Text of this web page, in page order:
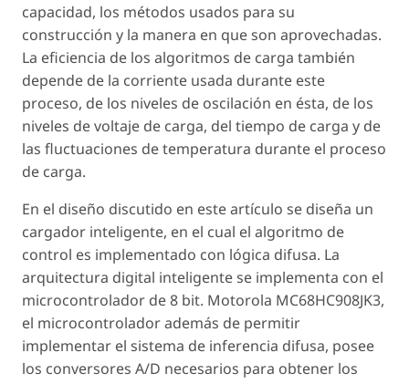
capacidad, los métodos usados para su
construcción y la manera en que son aprovechadas.
La eficiencia de los algoritmos de carga también
depende de la corriente usada durante este
proceso, de los niveles de oscilación en ésta, de los
niveles de voltaje de carga, del tiempo de carga y de
las fluctuaciones de temperatura durante el proceso
de carga.
En el diseño discutido en este artículo se diseña un
cargador inteligente, en el cual el algoritmo de
control es implementado con lógica difusa. La
arquitectura digital inteligente se implementa con el
microcontrolador de 8 bit. Motorola MC68HC908JK3,
el microcontrolador además de permitir
implementar el sistema de inferencia difusa, posee
los conversores A/D necesarios para obtener los